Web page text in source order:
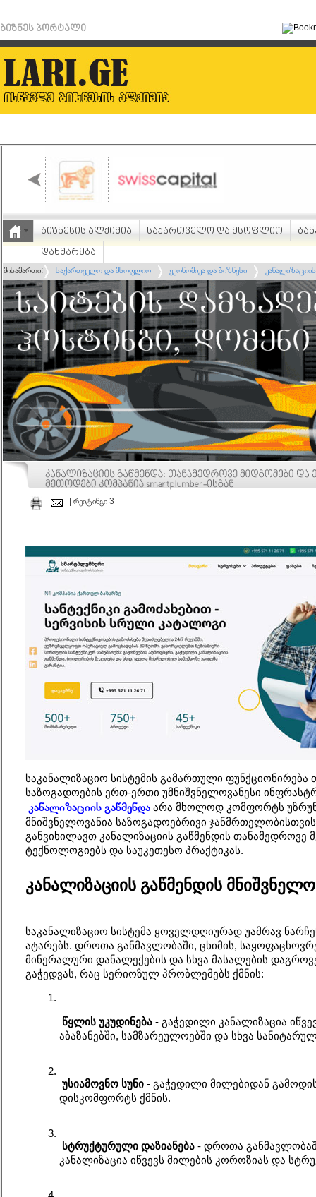
ბიზნეს პორტალი
ბიზნესის ალქიმია საქართველო და მსოფლიო
დახმარება
მისამართი: საქართველო და მსოფლიო ეკონომიკა და ბიზნესი
| რეიტინგი 3
საკანალიზაციო სისტემის გამართული ფუნქციონირება
საზოგადოების ერთ-ერთი უმნიშვნელოვანესი
კანალიზაციის გაწმენდა არა მხოლოდ კომფორტს
მნიშვნელოვანია საზოგადოებრივი
განვიხილავთ კანალიზაციის გაწმენდის თანამედროვე
ტექნოლოგიებს და საუკეთესო პრაქტიკას.
კანალიზაციის გაწმენდის
საკანალიზაციო სისტემა ყოველდღიურად უამრავ
ატარებს. დროთა განმავლობაში, ცხიმის,
მინერალური დანალექების და სხვა მასალების
გაჭედვას, რაც სერიოზულ პრობლემებს ქმნის:
წყლის უკუდინება - გაჭედილი კანალიზაცია
აბაზანებში, სამზარეულოებში და სხვა სანიტარულ
უსიამოვნო სუნი - გაჭედილი მილებიდან
დისკომფორტს ქმნის.
სტრუქტურული დაზიანება - დროთა
კანალიზაცია იწვევს მილების კოროზიას და